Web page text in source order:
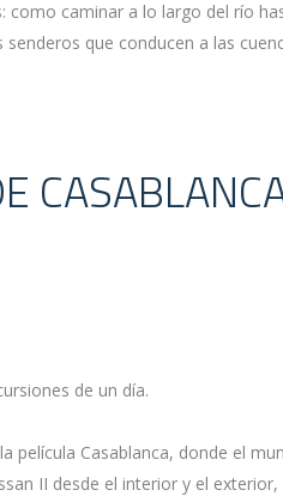
como caminar a lo largo del río
que conducen a las
de un día.
película Casablanca, donde el
II desde el interior y el exterior,